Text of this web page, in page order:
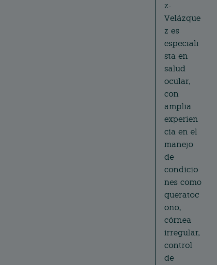
z-
Velázque
z es
especiali
sta en
salud
ocular,
con
amplia
experien
cia en el
manejo
de
condicio
nes como
queratoc
ono,
córnea
irregular,
control
de